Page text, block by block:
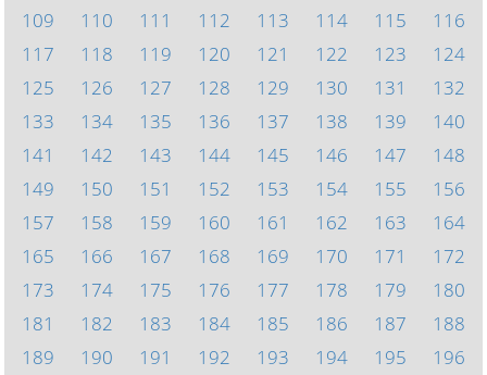
109
110 111 112 113 114 115
116
117
118 119 120 121 122 123
124
125
126 127 128 129 130 131
132
133
134 135 136 137 138 139
140
141
142 143 144 145 146 147
148
149
150 151 152 153 154 155
156
157
158 159 160 161 162 163
164
165
166 167 168 169 170 171
172
173
174 175 176 177 178 179
180
181
182 183 184 185 186 187
188
189
190 191 192 193 194 195
196